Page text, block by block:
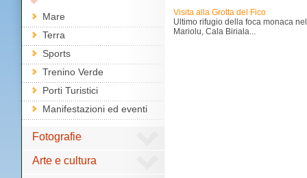
Mare
Terra
Sports
Trenino Verde
Porti Turistici
Manifestazioni ed eventi
Fotografie
Arte e cultura
Visita alla Grotta del Fico
Ultimo rifugio della foca monaca
Mariolu, Cala Biriala...